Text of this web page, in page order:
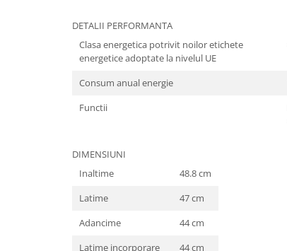
DETALII PERFORMANTA
Clasa energetica potrivit noilor etichete
energetice adoptate la nivelul UE
Consum anual energie
Functii
DIMENSIUNI
Inaltime
48.8 cm
Latime
47 cm
Adancime
44 cm
Latime incorporare
44 cm